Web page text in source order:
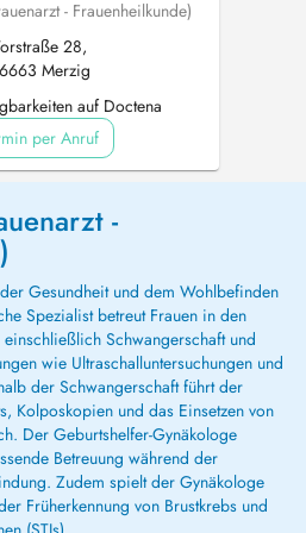
- Frauenheilkunde)
28,
Merzig
auf Doctena
per Anruf
-
Gesundheit und dem Wohlbefinden
Spezialist betreut Frauen in den
Schwangerschaft und
wie Ultraschalluntersuchungen und
der Schwangerschaft führt der
Kolposkopien und das Einsetzen von
Der Geburtshelfer-Gynäkologe
Betreuung während der
Zudem spielt der Gynäkologe
Früherkennung von Brustkrebs und